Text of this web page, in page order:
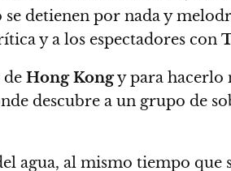
detienen por nada y
y a los espectadores con
de Hong Kongy para hacerlo
descubre a un grupo de
agua, al mismo tiempo que